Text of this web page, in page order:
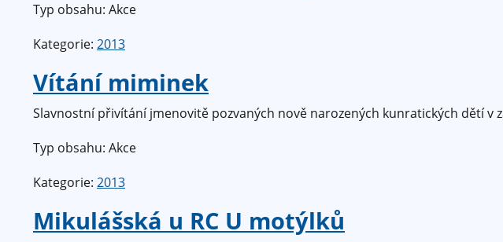
Typ obsahu: Akce
Kategorie: 2013
Vítání miminek
Slavnostní přivítání jmenovitě pozvaných nově narozených kunratických dětí v
Typ obsahu: Akce
Kategorie: 2013
Mikulášská u RC U motýlků